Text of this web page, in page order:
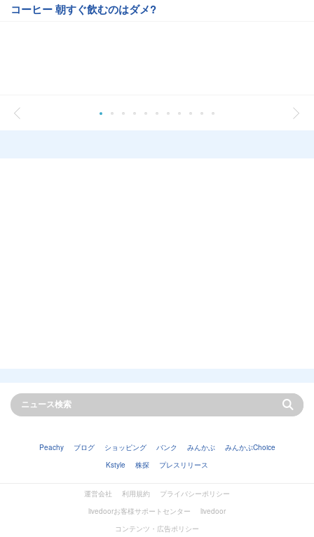
コーヒー 朝すぐ飲むのはダメ?
Peachy ブログ ショッピング バンク みんかぶ
みんかぶChoice
Kstyle
株探 プレスリリース
運営会社 利用規約
プライバシーポリシー
livedoorお客様サポートセンター
livedoor
コンテンツ・広告ポリシー